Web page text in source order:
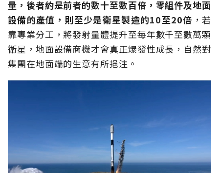
量，後者約是前者的數十至數百倍，零組件及地面
設備的產值，則至少是衛星製造的10至20倍 ，若
靠專業分工，將發射量體提升至每年數千至數萬顆
衛星，地面設備商機才會真正爆發性成長，自然對
集團在地面端的生意有所挹注。